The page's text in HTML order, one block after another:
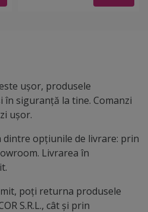
ușor, produsele
în siguranță la tine. Comanzi
ușor.
dintre opțiunile de livrare: prin
Livrarea în
poți returna produsele
S.R.L., cât și prin